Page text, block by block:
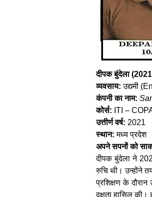
दीपक बुंदेला
व्यवसाय: उद्यमी
कंपनी का नाम:
कोर्स: ITI –
उत्तीर्ण वर्ष: 2021
स्थान: मध्य प्रदेश
अपने सपनों को
दीपक बुंदेला ने
रुचि थी। उन्होंने
प्रशिक्षण के दौरान
दक्षता हासिल की।